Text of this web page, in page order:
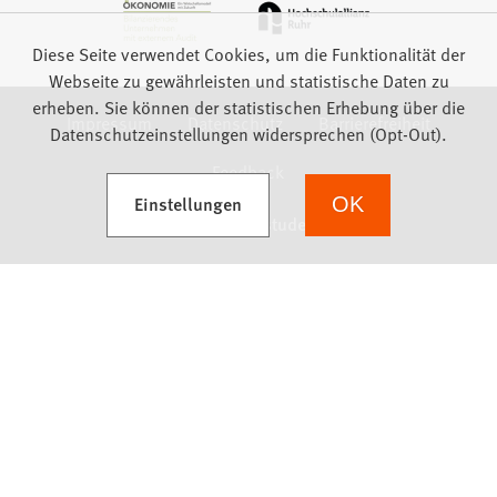
Impressum Datenschutz
Barrierefreiheit
Feedback
Diese Seite verwendet Cookies, um die Funktionalität der
Webseite zu gewährleisten und statistische Daten zu
erheben. Sie können der statistischen Erhebung über die
Datenschutzeinstellungen widersprechen (Opt-Out).
Einstellungen
(Öffnet in einem neuen Tab) OK